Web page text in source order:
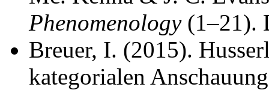
Phenomenology(1–21).
Breuer, I. (2015).
kategorialen